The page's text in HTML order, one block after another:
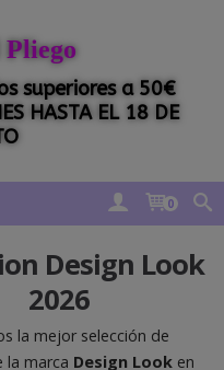
superiores a 50€
HASTA EL 18 DE
0
Design Look
2026
la mejor selección de
la marca Design Look en